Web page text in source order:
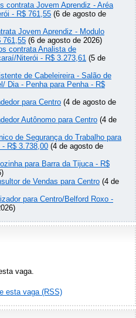
contrata Jovem Aprendiz - Aréa
- R$ 761,55 (6 de agosto de
Jovem Aprendiz - Modulo
761,55 (6 de agosto de 2026)
contrata Analista de
Niterói - R$ 3.273,61 (5 de
de Cabeleireira - Salão de
Dia - Penha para Penha - R$
para Centro (4 de agosto de
Autônomo para Centro (4 de
de Segurança do Trabalho para
R$ 3.738,00 (4 de agosto de
para Barra da Tijuca - R$
de Vendas para Centro (4 de
para Centro/Belford Roxo -
vaga.
esta vaga (RSS)